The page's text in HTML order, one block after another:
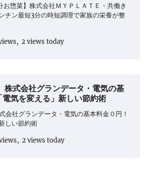
お惣菜】株式会社ＭＹＰＬＡＴＥ・共働き
チン最短3分の時短調理で家族の栄養が整
2 views today
株式会社グランデータ・電気の基
気を変える」新しい節約術
会社グランデータ・電気の基本料金０円！
しい節約術
2 views today